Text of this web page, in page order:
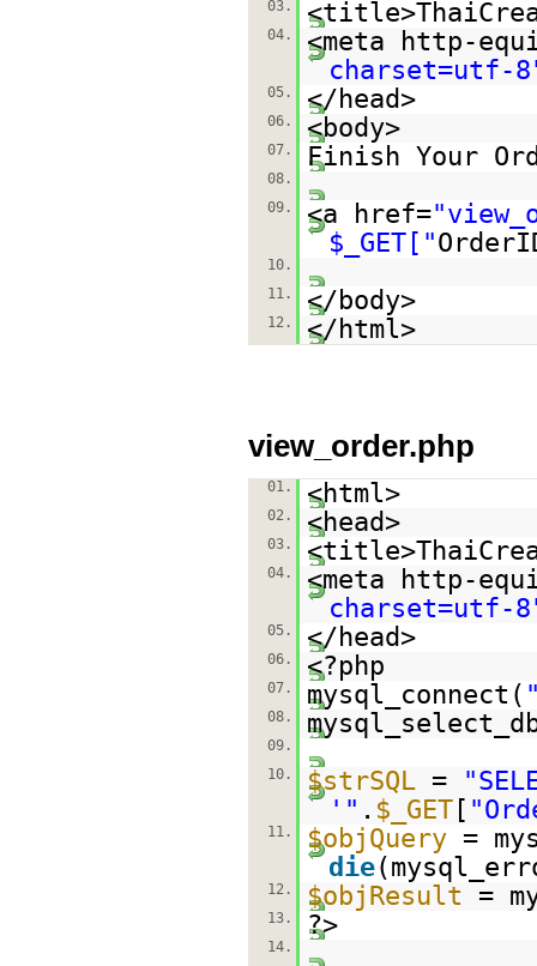
03.
04.
<meta http-
charset=utf-
05. </head>
06. <body>
07. Finish Your
08.
09.
<a href=
$_GET["
10.
11.
</body>
12. </html>
view_order.php
01. <html>
02. <head>
03.
04.
<meta http-
charset=utf-
05. </head>
06. <?php
07. mysql_connect(
08.
09.
10.
$strSQL =
'" . $_GET [
11. $objQuery =
die
12. $objResult =
13. ?>
14.